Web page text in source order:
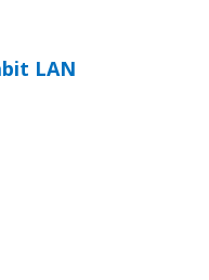
LAN